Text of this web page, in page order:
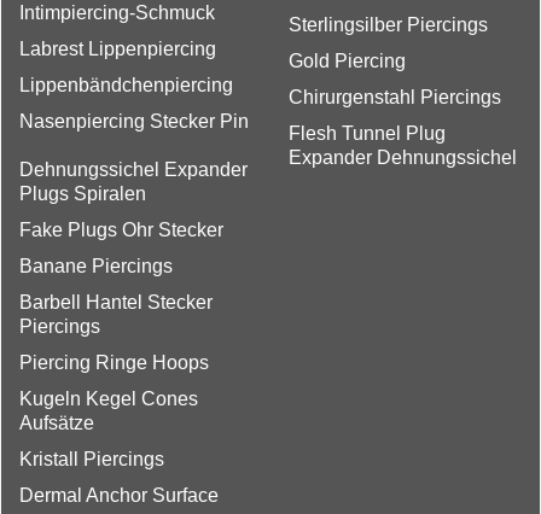
Intimpiercing-Schmuck
Labrest Lippenpiercing
Lippenbändchenpiercing
Nasenpiercing Stecker Pin
Sterlingsilber Piercings
Gold Piercing
Chirurgenstahl Piercings
Flesh Tunnel Plug
Expander Dehnungssichel
Dehnungssichel Expander
Plugs Spiralen
Fake Plugs Ohr Stecker
Banane Piercings
Barbell Hantel Stecker
Piercings
Piercing Ringe Hoops
Kugeln Kegel Cones
Aufsätze
Kristall Piercings
Dermal Anchor Surface